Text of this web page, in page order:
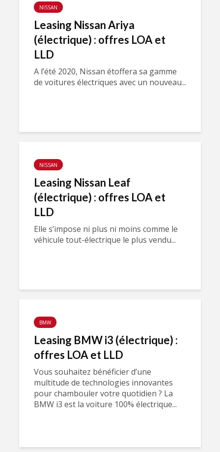
NISSAN
Leasing Nissan Ariya
(électrique) : offres LOA et
LLD
A l’été 2020, Nissan étoffera sa gamme
de voitures électriques avec un nouveau...
NISSAN
Leasing Nissan Leaf
(électrique) : offres LOA et
LLD
Elle s’impose ni plus ni moins comme le
véhicule tout-électrique le plus vendu...
BMW
Leasing BMW i3 (électrique) :
offres LOA et LLD
Vous souhaitez bénéficier d’une
multitude de technologies innovantes
pour chambouler votre quotidien ? La
BMW i3 est la voiture 100% électrique...